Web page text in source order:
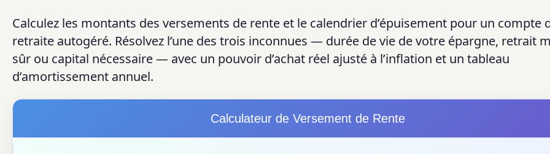
Calculez les montants des versements de rente et le calendrier d’épuisement pour un compte
retraite autogéré. Résolvez l’une des trois inconnues — durée de vie de votre épargne, retrait
sûr ou capital nécessaire — avec un pouvoir d’achat réel ajusté à l’inflation et un tableau
d’amortissement annuel.
Calculateur de Versement de Rente